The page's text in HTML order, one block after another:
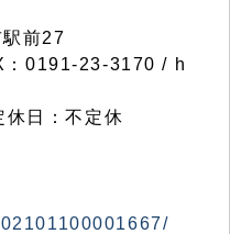
前27
0191-23-3170 / h
日：不定休